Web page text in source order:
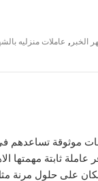
الخبر , عاملات منزليه
موثوقة تساعدهم في
ثابتة مهمتها
على حلول مرنة